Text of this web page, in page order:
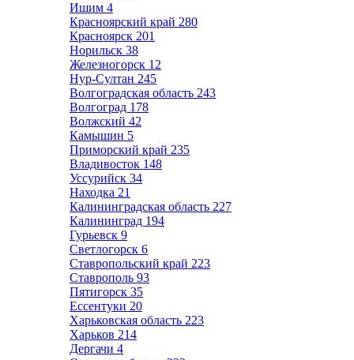
Ишим 4
Красноярский край 280
Красноярск 201
Норильск 38
Железногорск 12
Нур-Султан 245
Волгоградская область 243
Волгоград 178
Волжский 42
Камышин 5
Приморский край 235
Владивосток 148
Уссурийск 34
Находка 21
Калининградская область 227
Калининград 194
Гурьевск 9
Светлогорск 6
Ставропольский край 223
Ставрополь 93
Пятигорск 35
Ессентуки 20
Харьковская область 223
Харьков 214
Дергачи 4